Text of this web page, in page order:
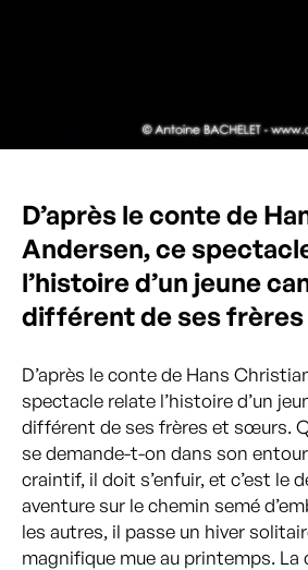
D’après le conte de
Andersen, ce
l’histoire d’un jeune
différent de ses
D’après le conte de Hans
spectacle relate l’histoire d’un
différent de ses frères et sœurs.
se demande-t-on dans son
craintif, il doit s’enfuir, et c’est le
aventure sur le chemin semé
les autres, il passe un hiver
magnifique mue au printemps. La